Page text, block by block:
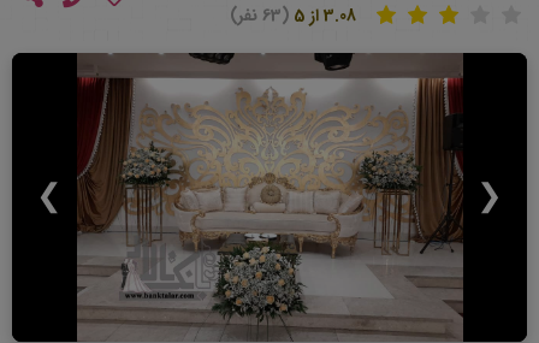
(63 نفر)
❮
❯